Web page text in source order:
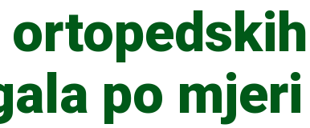
ortopedskih
po mjeri